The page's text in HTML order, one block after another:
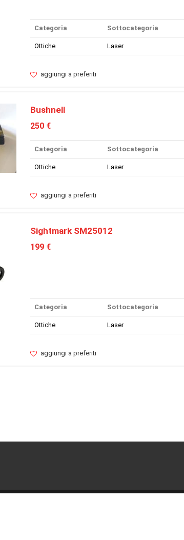
Categoria Sottocategoria
Ottiche Laser
aggiungi a preferiti
Bushnell
250 €
Categoria Sottocategoria
Ottiche Laser
aggiungi a preferiti
Sightmark SM25012
199 €
Categoria Sottocategoria
Ottiche Laser
aggiungi a preferiti